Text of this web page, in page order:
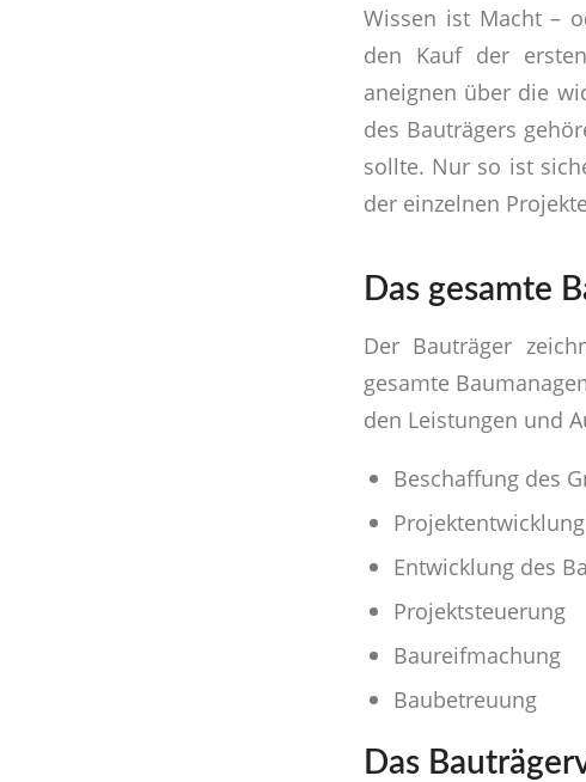
Wissen ist Macht –
den Kauf der
aneignen über die
des Bauträgers
sollte. Nur so ist
der einzelnen
Das gesamte
Der Bauträger
gesamte
den Leistungen und
Beschaffung des
Entwicklung des
Projektsteuerung
Baureifmachung
Baubetreuung
Das